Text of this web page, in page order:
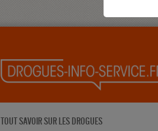
TOUT SAVOIR SUR LES DROGUES